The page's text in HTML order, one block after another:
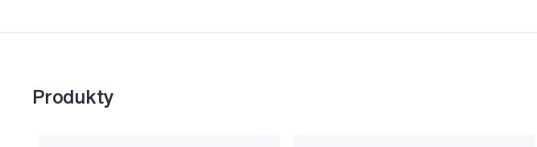
Produkty